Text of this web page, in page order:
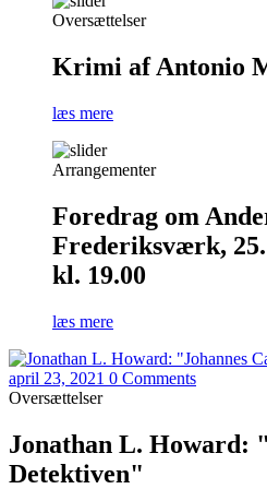
Oversættelser
Krimi af Antonio
læs mere
Arrangementer
Foredrag om
Frederiksværk, 25.
kl. 19.00
læs mere
april 23, 2021 0 Comments
Oversættelser
Jonathan L. Howard:
Detektiven"